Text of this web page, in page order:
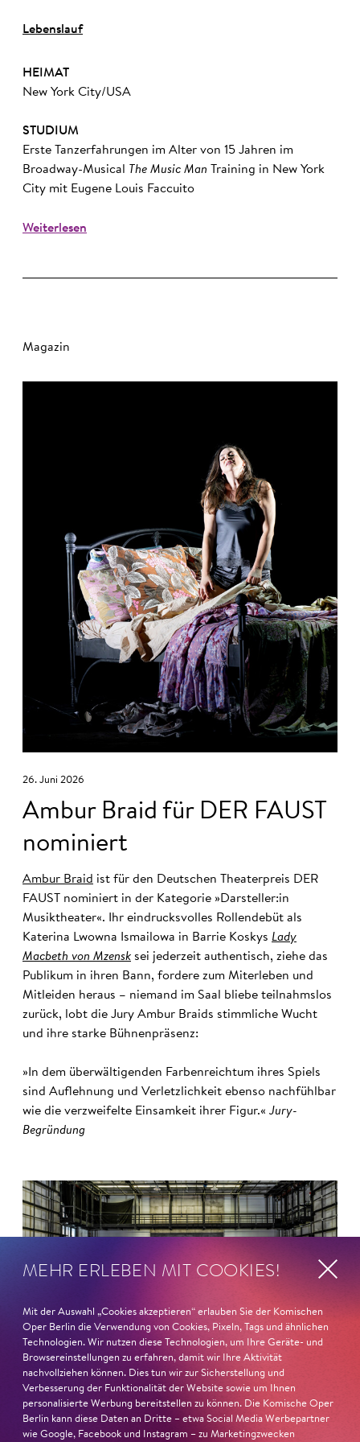
Lebenslauf
HEIMAT
New York City/USA
STUDIUM
Erste Tanzerfahrungen im Alter von 15 Jahren im
Broadway-Musical
The Music Man
Training in New York
City mit Eugene Louis Faccuito
Weiterlesen
Magazin
26. Juni 2026
Ambur Braid für DER FAUST
nominiert
Ambur Braid ist für den Deutschen Theaterpreis DER
FAUST nominiert in der Kategorie »Darsteller:in
Musiktheater«. Ihr eindrucksvolles Rollendebüt als
Katerina Lwowna Ismailowa in Barrie Koskys Lady
Macbeth von Mzensk sei jederzeit authentisch, ziehe das
Publikum in ihren Bann, fordere zum Miterleben und
Mitleiden heraus – niemand im Saal bliebe teilnahmslos
zurück, lobt die Jury Ambur Braids stimmliche Wucht
und ihre starke Bühnenpräsenz:
»In dem überwältigenden Farbenreichtum ihres Spiels
sind Auflehnung und Verletzlichkeit ebenso nachfühlbar
wie die verzweifelte Einsamkeit ihrer Figur.« Jury-
Begründung
22. Juni 2026
MEHR ERLEBEN MIT COOKIES!
Mit der Auswahl „Cookies akzeptieren“ erlauben Sie der Komischen
Oper Berlin die Verwendung von Cookies, Pixeln, Tags und ähnlichen
Technologien. Wir nutzen diese Technologien, um Ihre Geräte- und
Browsereinstellungen zu erfahren, damit wir Ihre Aktivität
nachvollziehen können. Dies tun wir zur Sicherstellung und
Verbesserung der Funktionalität der Website sowie um Ihnen
personalisierte Werbung bereitstellen zu können. Die Komische Oper
Berlin kann diese Daten an Dritte – etwa Social Media Werbepartner
wie Google, Facebook und Instagram – zu Marketingzwecken